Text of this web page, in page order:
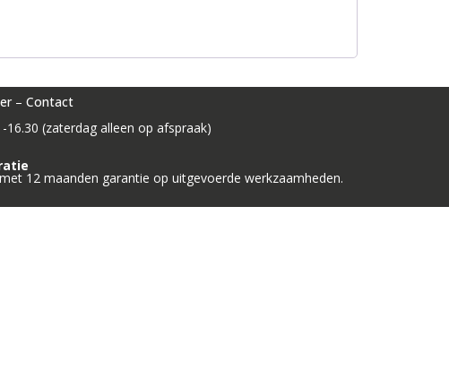
– Contact
(zaterdag alleen op afspraak)
12 maanden garantie op uitgevoerde werkzaamheden.